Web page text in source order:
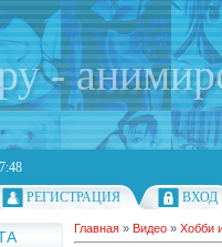
-
РЕГИСТРАЦИЯ ВХОД
Главная » Видео » Хобби